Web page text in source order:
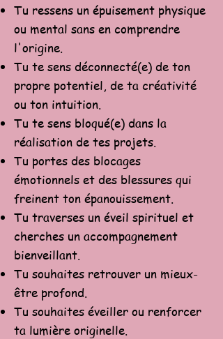
Tu ressens un épuisement physique
ou mental sans en comprendre
l'origine.
Tu te sens déconnecté(e) de ton
propre potentiel, de ta créativité
ou ton intuition.
Tu te sens bloqué(e) dans la
réalisation de tes projets.
Tu portes des blocages
émotionnels et des blessures qui
freinent ton épanouissement.
Tu traverses un éveil spirituel et
cherches un accompagnement
bienveillant.
Tu souhaites retrouver un mieux-
être profond.
Tu souhaites éveiller ou renforcer
ta lumière originelle.